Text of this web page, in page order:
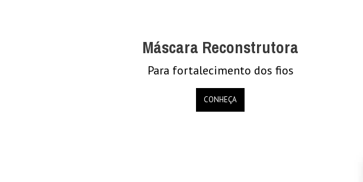
Máscara Reconstrutora
Para fortalecimento dos fios
CONHEÇA